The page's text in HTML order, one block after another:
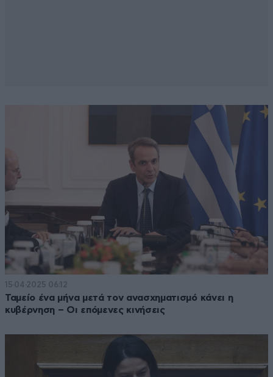
15·04·2025 06:12
Ταμείο ένα μήνα μετά τον ανασχηματισμό κάνει η
κυβέρνηση – Οι επόμενες κινήσεις